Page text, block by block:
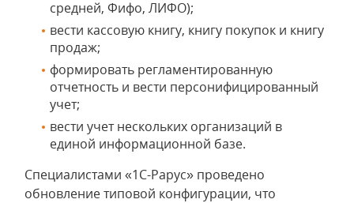
средней, Фифо, ЛИФО);
вести кассовую книгу, книгу покупок и книгу
продаж;
формировать регламентированную
отчетность и вести персонифицированный
учет;
вести учет нескольких организаций в
единой информационной базе.
Специалистами «1С-Рарус» проведено
обновление типовой конфигурации, что